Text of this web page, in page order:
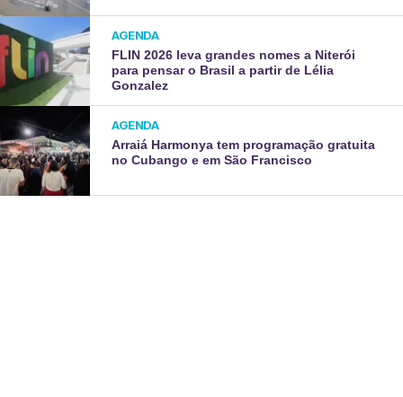
AGENDA
FLIN 2026 leva grandes nomes a Niterói
para pensar o Brasil a partir de Lélia
Gonzalez
AGENDA
Arraiá Harmonya tem programação gratuita
no Cubango e em São Francisco